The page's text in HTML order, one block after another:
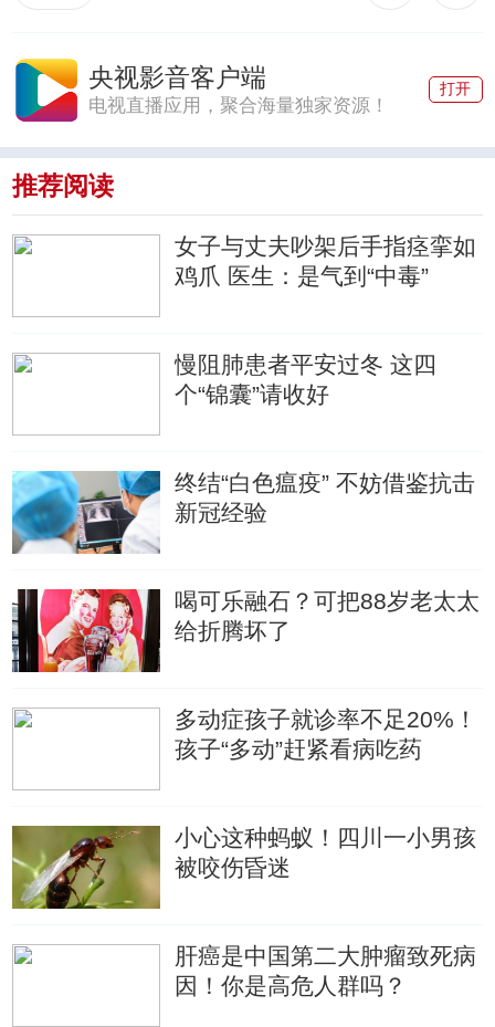
央视影音客户端
电视直播应用，聚合海量独家资源！
打开
推荐阅读
女子与丈夫吵架后手指痉挛如
鸡爪 医生：是气到“中毒”
慢阻肺患者平安过冬 这四
个“锦囊”请收好
终结“白色瘟疫” 不妨借鉴抗击
新冠经验
喝可乐融石？可把88岁老太太
给折腾坏了
多动症孩子就诊率不足20%！
孩子“多动”赶紧看病吃药
小心这种蚂蚁！四川一小男孩
被咬伤昏迷
肝癌是中国第二大肿瘤致死病
因！你是高危人群吗？